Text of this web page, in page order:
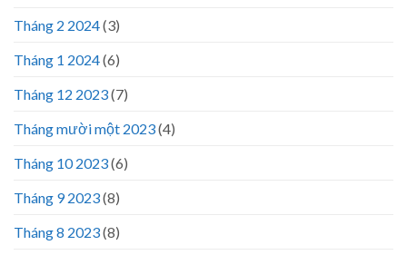
Tháng 2 2024(3)
Tháng 1 2024(6)
Tháng 12 2023(7)
Tháng mười một 2023(4)
Tháng 10 2023(6)
Tháng 9 2023(8)
Tháng 8 2023(8)